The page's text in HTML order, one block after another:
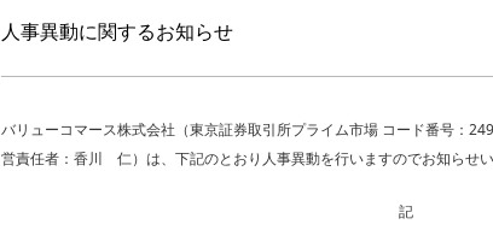
人事異動に関するお知らせ
バリューコマース株式会社（東京証券取引所プライム市場 コード番号：
営責任者：香川 仁）は、下記のとおり人事異動を行いますのでお知らせい
記